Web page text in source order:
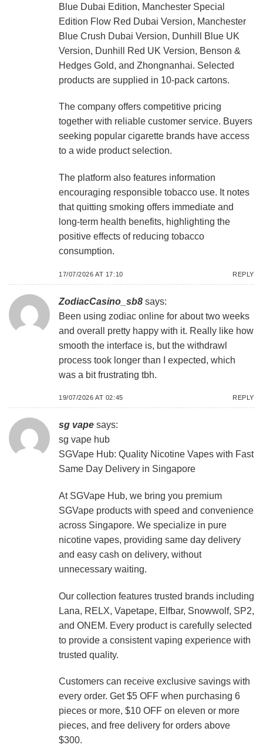
Blue Dubai Edition, Manchester Special
Edition Flow Red Dubai Version, Manchester
Blue Crush Dubai Version, Dunhill Blue UK
Version, Dunhill Red UK Version, Benson &
Hedges Gold, and Zhongnanhai. Selected
products are supplied in 10-pack cartons.
The company offers competitive pricing
together with reliable customer service. Buyers
seeking popular cigarette brands have access
to a wide product selection.
The platform also features information
encouraging responsible tobacco use. It notes
that quitting smoking offers immediate and
long-term health benefits, highlighting the
positive effects of reducing tobacco
consumption.
17/07/2026 AT 17:10 REPLY
ZodiacCasino_sb8 says:
Been using zodiac online for about two weeks
and overall pretty happy with it. Really like how
smooth the interface is, but the withdrawl
process took longer than I expected, which
was a bit frustrating tbh.
19/07/2026 AT 02:45 REPLY
sg vape says:
sg vape hub
SGVape Hub: Quality Nicotine Vapes with Fast
Same Day Delivery in Singapore
At SGVape Hub, we bring you premium
SGVape products with speed and convenience
across Singapore. We specialize in pure
nicotine vapes, providing same day delivery
and easy cash on delivery, without
unnecessary waiting.
Our collection features trusted brands including
Lana, RELX, Vapetape, Elfbar, Snowwolf, SP2,
and ONEM. Every product is carefully selected
to provide a consistent vaping experience with
trusted quality.
Customers can receive exclusive savings with
every order. Get $5 OFF when purchasing 6
pieces or more, $10 OFF on eleven or more
pieces, and free delivery for orders above
$300.